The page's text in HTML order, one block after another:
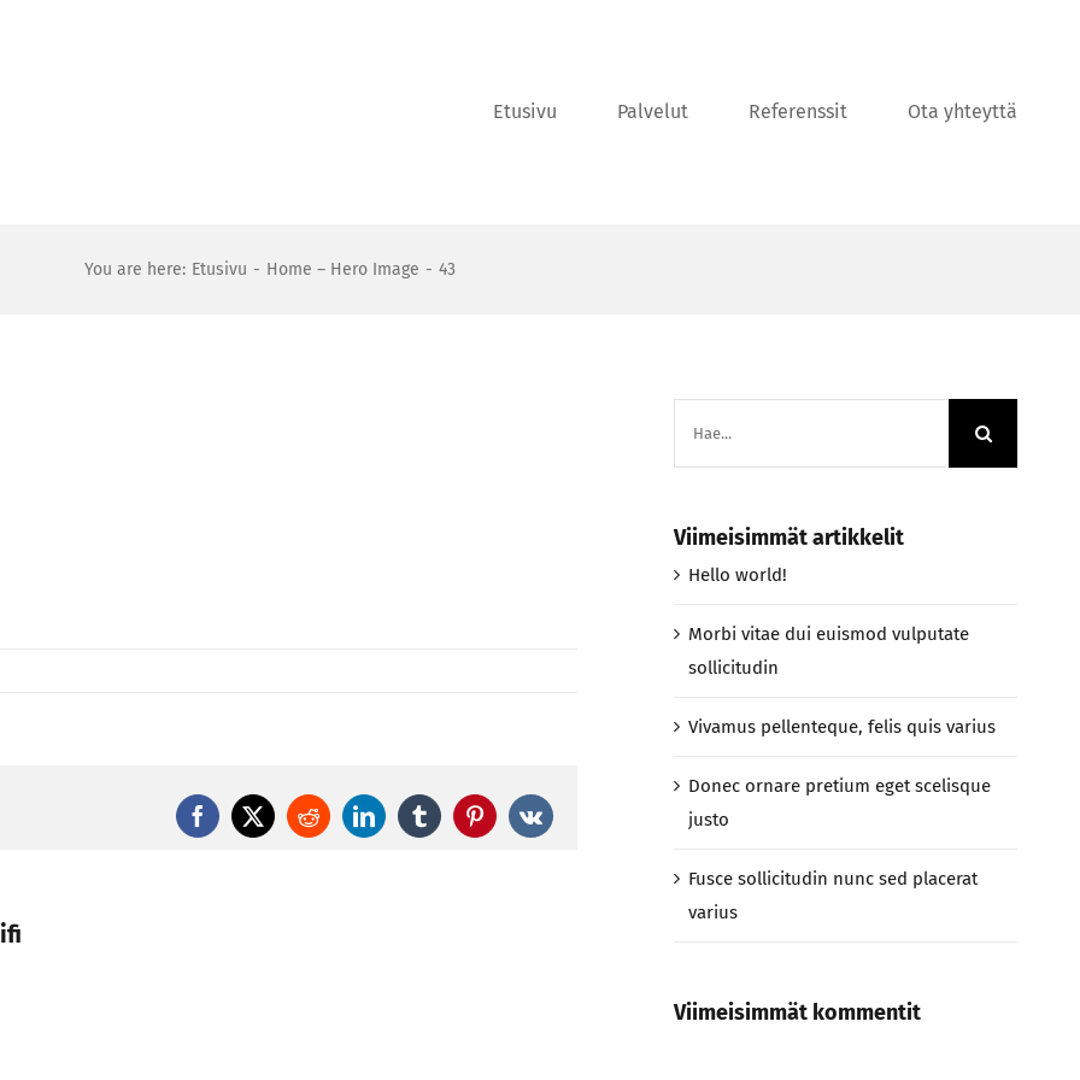
Etusivu Palvelut Referenssit Ota yhteyttä
You are here: Etusivu Home – Hero Image 43
Facebook
X RedditLinkedInTumblrPinterest
Vk
Viimeisimmät artikkelit
Hello world!
Morbi vitae dui euismod vulputate
sollicitudin
Vivamus pellenteque, felis quis varius
Donec ornare pretium eget scelisque
justo
Fusce sollicitudin nunc sed placerat
varius
Viimeisimmät kommentit